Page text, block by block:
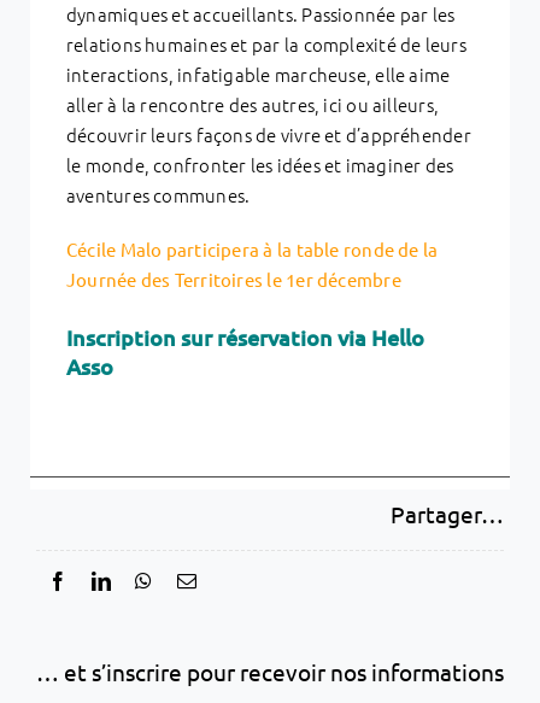
dynamiques et accueillants. Passionnée par les
relations humaines et par la complexité de leurs
interactions, infatigable marcheuse, elle aime
aller à la rencontre des autres, ici ou ailleurs,
découvrir leurs façons de vivre et d’appréhender
le monde, confronter les idées et imaginer des
aventures communes.
Cécile Malo participera à la table ronde de la
Journée des Territoires le 1er décembre
Inscription sur réservation via Hello
Asso
Partager…
… et s’inscrire pour recevoir nos informations